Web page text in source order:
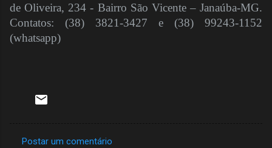
de Oliveira, 234 - Bairro São Vicente – Janaúba-MG.
Contatos: (38) 3821-3427 e (38) 99243-1152
(whatsapp)
Postar um comentário